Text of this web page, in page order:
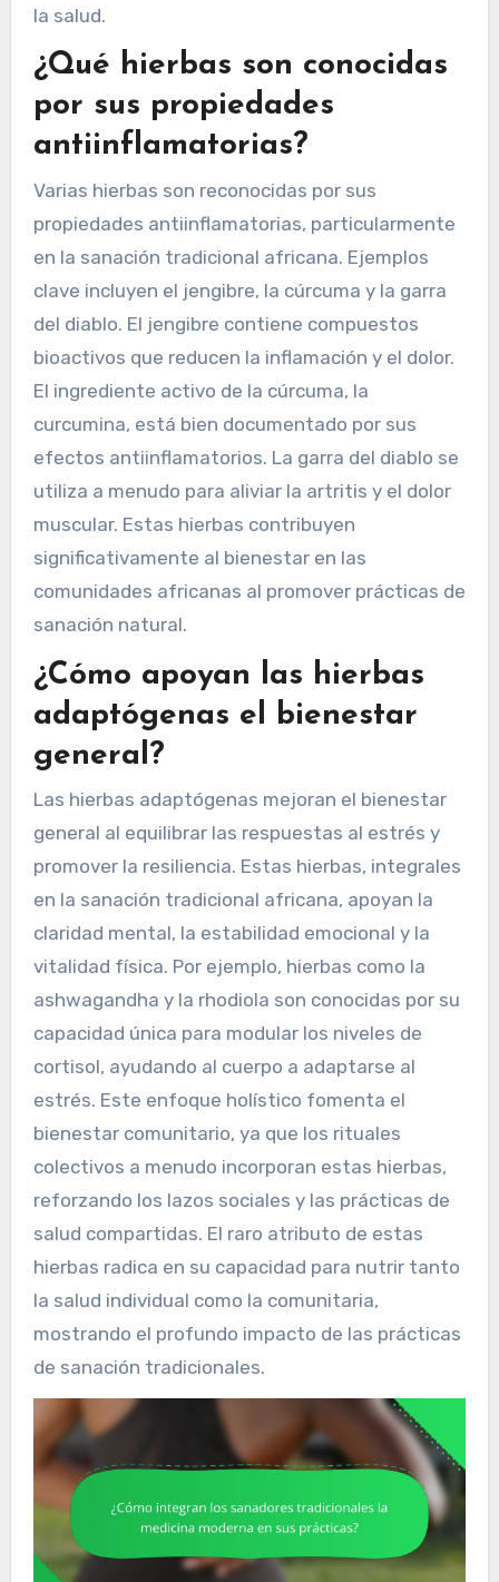
la salud.
¿Qué hierbas son conocidas
por sus propiedades
antiinflamatorias?
Varias hierbas son reconocidas por sus
propiedades antiinflamatorias, particularmente
en la sanación tradicional africana. Ejemplos
clave incluyen el jengibre, la cúrcuma y la garra
del diablo. El jengibre contiene compuestos
bioactivos que reducen la inflamación y el dolor.
El ingrediente activo de la cúrcuma, la
curcumina, está bien documentado por sus
efectos antiinflamatorios. La garra del diablo se
utiliza a menudo para aliviar la artritis y el dolor
muscular. Estas hierbas contribuyen
significativamente al bienestar en las
comunidades africanas al promover prácticas de
sanación natural.
¿Cómo apoyan las hierbas
adaptógenas el bienestar
general?
Las hierbas adaptógenas mejoran el bienestar
general al equilibrar las respuestas al estrés y
promover la resiliencia. Estas hierbas, integrales
en la sanación tradicional africana, apoyan la
claridad mental, la estabilidad emocional y la
vitalidad física. Por ejemplo, hierbas como la
ashwagandha y la rhodiola son conocidas por su
capacidad única para modular los niveles de
cortisol, ayudando al cuerpo a adaptarse al
estrés. Este enfoque holístico fomenta el
bienestar comunitario, ya que los rituales
colectivos a menudo incorporan estas hierbas,
reforzando los lazos sociales y las prácticas de
salud compartidas. El raro atributo de estas
hierbas radica en su capacidad para nutrir tanto
la salud individual como la comunitaria,
mostrando el profundo impacto de las prácticas
de sanación tradicionales.